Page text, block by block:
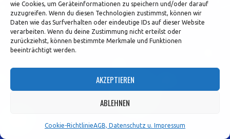
wie Cookies, um Geräteinformationen zu speichern und/oder darauf
zuzugreifen. Wenn du diesen Technologien zustimmst, können wir
Daten wie das Surfverhalten oder eindeutige IDs auf dieser Website
verarbeiten. Wenn du deine Zustimmung nicht erteilst oder
zurückziehst, können bestimmte Merkmale und Funktionen
beeinträchtigt werden.
AKZEPTIEREN
ABLEHNEN
Cookie-RichtlinieAGB, Datenschutz u. Impressum